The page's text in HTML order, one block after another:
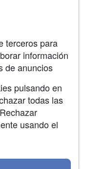
terceros para
información
de anuncios
pulsando en
todas las
usando el